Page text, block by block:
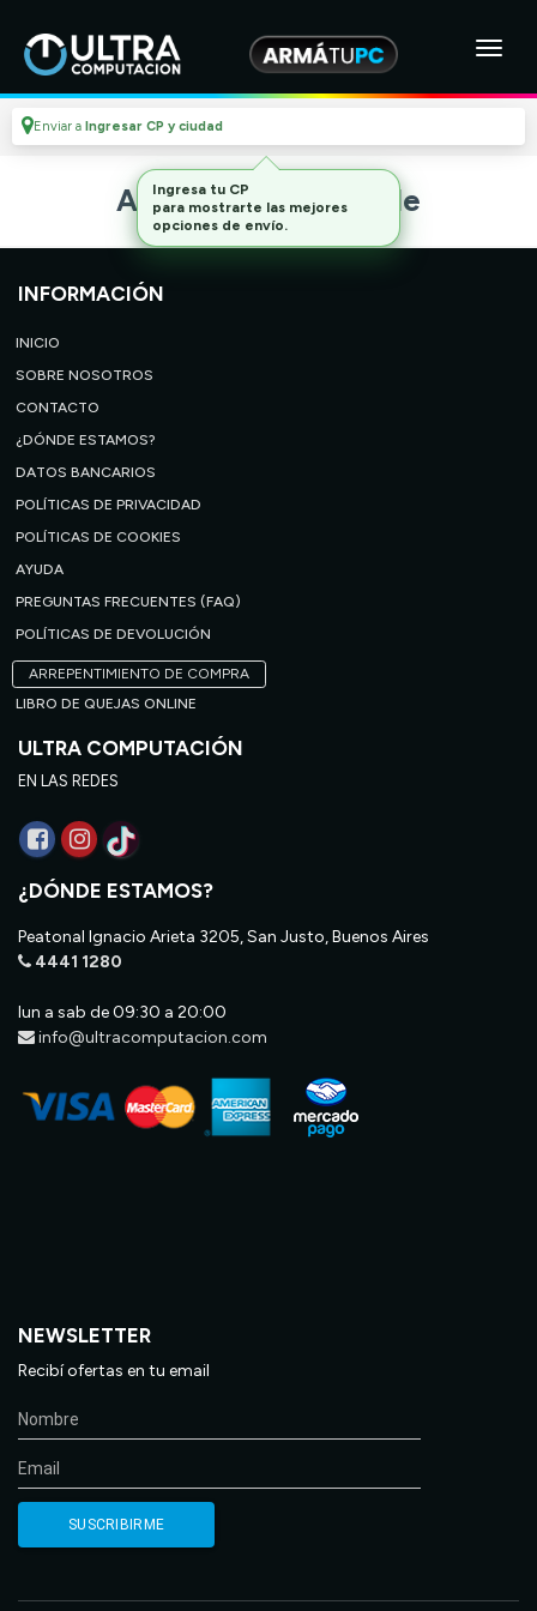
Enviar a Ingresar CP y ciudad
Artículo no disponible
INFORMACIÓN
INICIO
SOBRE NOSOTROS
CONTACTO
¿DÓNDE ESTAMOS?
DATOS BANCARIOS
POLÍTICAS DE PRIVACIDAD
POLÍTICAS DE COOKIES
AYUDA
PREGUNTAS FRECUENTES (FAQ)
POLÍTICAS DE DEVOLUCIÓN
ARREPENTIMIENTO DE COMPRA
LIBRO DE QUEJAS ONLINE
ULTRA COMPUTACIÓN
EN LAS REDES
¿DÓNDE ESTAMOS?
Peatonal Ignacio Arieta 3205, San Justo, Buenos Aires
4441 1280
lun a sab de 09:30 a 20:00
info@ultracomputacion.com
NEWSLETTER
Recibí ofertas en tu email
Ingresa tu CP
para mostrarte las mejores
opciones de envío.